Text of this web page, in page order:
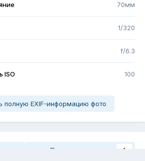
70мм
1/320
f/6.3
ISO 100
полную EXIF-информацию фото
Подписчики 1